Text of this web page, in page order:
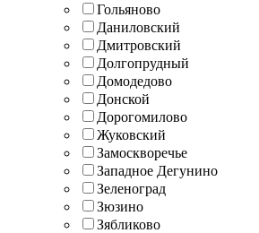
Гольяново
Даниловский
Дмитровский
Долгопрудный
Домодедово
Донской
Дорогомилово
Жуковский
Замоскворечье
Западное Дегунино
Зеленоград
Зюзино
Зябликово